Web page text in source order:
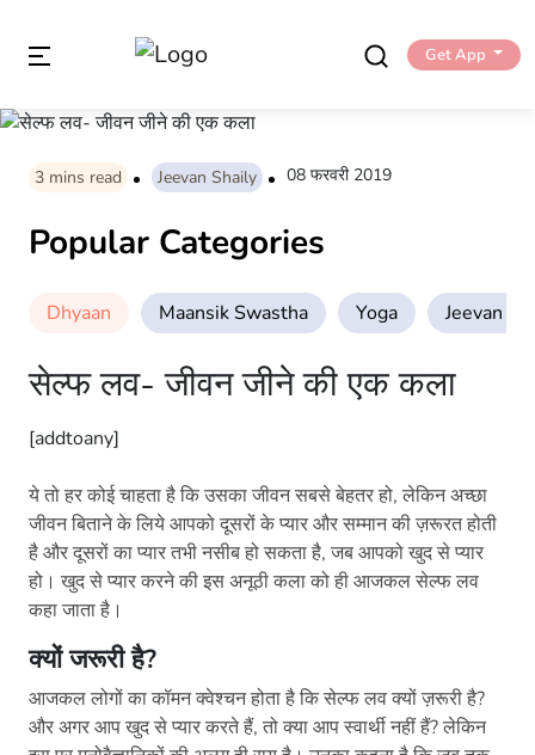
Get App
3 mins read Jeevan Shaily 08 फरवरी 2019
Popular Categories
Dhyaan Maansik Swastha Yoga Jeevan
सेल्फ लव- जीवन जीने की एक कला
[addtoany]
ये तो हर कोई चाहता है कि उसका जीवन सबसे बेहतर हो, लेकिन अच्छा
जीवन बिताने के लिये आपको दूसरों के प्यार और सम्मान की ज़रूरत होती
है और दूसरों का प्यार तभी नसीब हो सकता है, जब आपको खुद से प्यार
हो। खुद से प्यार करने की इस अनूठी कला को ही आजकल सेल्फ लव
कहा जाता है।
क्यों जरूरी है?
आजकल लोगों का कॉमन क्वेश्चन होता है कि सेल्फ लव क्यों ज़रूरी है?
और अगर आप खुद से प्यार करते हैं, तो क्या आप स्वार्थी नहीं हैं? लेकिन